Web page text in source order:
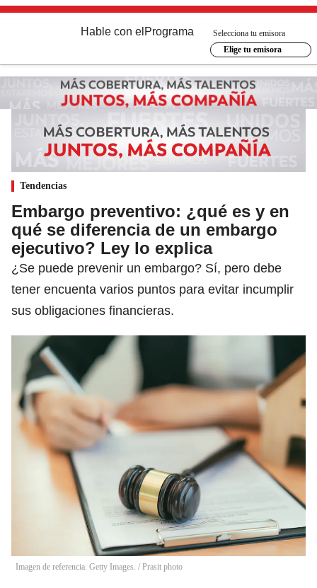
Hable con el Programa
Selecciona tu emisora
Elige tu emisora
Tendencias
Embargo preventivo: ¿qué es y en
qué se diferencia de un embargo
ejecutivo? Ley lo explica
¿Se puede prevenir un embargo? Sí, pero debe
tener encuenta varios puntos para evitar incumplir
sus obligaciones financieras.
Imagen de referencia. Getty Images. / Prasit photo